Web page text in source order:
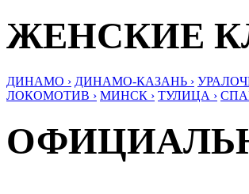
ЖЕНСКИЕ
ДИНАМО › ДИНАМО-КАЗАНЬ ›
ЛОКОМОТИВ › МИНСК › ТУЛИЦА ›